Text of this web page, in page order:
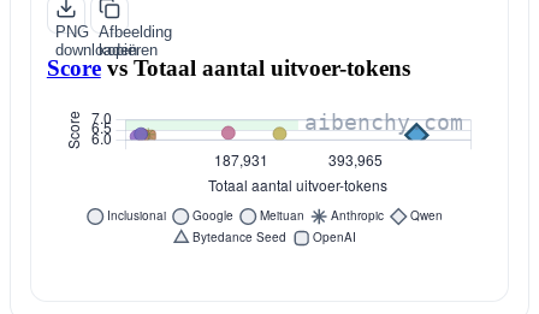
PNG
downloaden
Afbeelding
kopiëren
Score vsTotaal aantal uitvoer-tokens